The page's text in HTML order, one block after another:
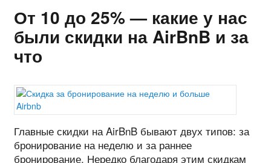
От 10 до 25% — какие у нас
были скидки на AirBnB и за
что
Главные скидки на AirBnB бывают двух типов: за
бронирование на неделю и за раннее
бронирование. Нередко благодаря этим скидкам